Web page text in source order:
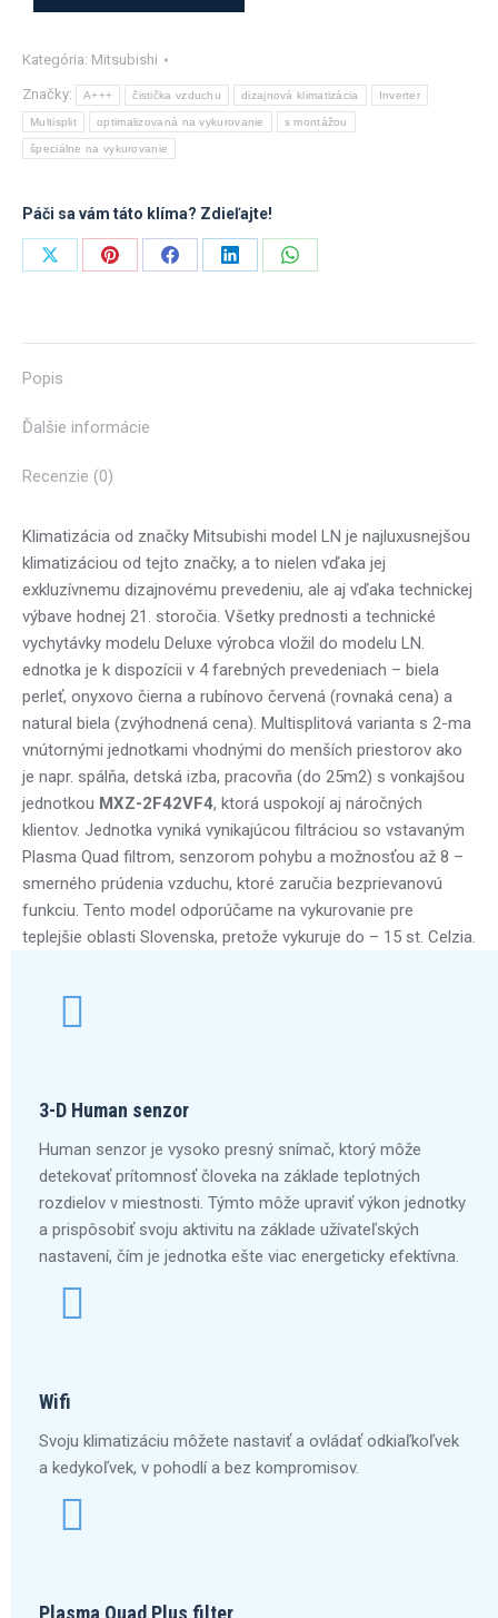
2x2,5kW
LN
color
montážou
Kategória: Mitsubishi
Značky: A+++ čistička vzduchu dizajnová klimatizácia Inverter
Multisplit optimalizovaná na vykurovanie s montážou
špeciálne na vykurovanie
Páči sa vám táto klíma? Zdieľajte!
Share
Share
Share
Share
Share
Popis
Ďalšie informácie
Recenzie (0)
Klimatizácia od značky Mitsubishi model LN je najluxusnejšou
klimatizáciou od tejto značky, a to nielen vďaka jej
exkluzívnemu dizajnovému prevedeniu, ale aj vďaka technickej
výbave hodnej 21. storočia. Všetky prednosti a technické
vychytávky modelu Deluxe výrobca vložil do modelu LN.
ednotka je k dispozícii v 4 farebných prevedeniach – biela
perleť, onyxovo čierna a rubínovo červená (rovnaká cena) a
natural biela (zvýhodnená cena). Multisplitová varianta s 2-ma
vnútornými jednotkami vhodnými do menších priestorov ako
je napr. spálňa, detská izba, pracovňa (do 25m2) s vonkajšou
jednotkou MXZ-2F42VF4, ktorá uspokojí aj náročných
klientov. Jednotka vyniká vynikajúcou filtráciou so vstavaným
Plasma Quad filtrom, senzorom pohybu a možnosťou až 8 –
smerného prúdenia vzduchu, ktoré zaručia bezprievanovú
funkciu. Tento model odporúčame na vykurovanie pre
teplejšie oblasti Slovenska, pretože vykuruje do – 15 st. Celzia.
3-D Human senzor
Human senzor je vysoko presný snímač, ktorý môže
detekovať prítomnosť človeka na základe teplotných
rozdielov v miestnosti. Týmto môže upraviť výkon jednotky
a prispôsobiť svoju aktivitu na základe užívateľských
nastavení, čím je jednotka ešte viac energeticky efektívna.
Wifi
Svoju klimatizáciu môžete nastaviť a ovládať odkiaľkoľvek
a kedykoľvek, v pohodlí a bez kompromisov.
Plasma Quad Plus filter